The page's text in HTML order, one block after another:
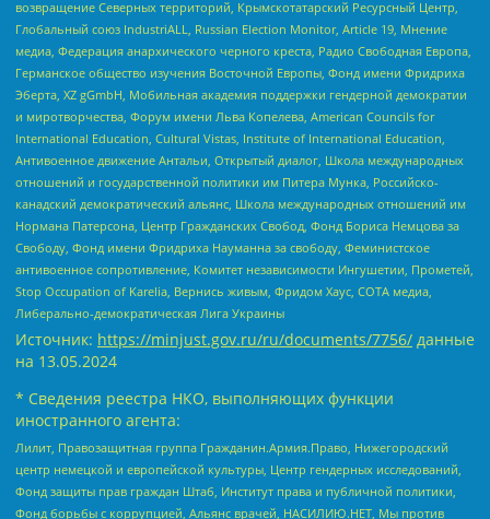
возвращение Северных территорий, Крымскотатарский Ресурсный Центр,
Глобальный союз IndustriALL, Russian Election Monitor, Article 19, Мнение
медиа, Федерация анархического черного креста, Радио Свободная Европа,
Германское общество изучения Восточной Европы, Фонд имени Фридриха
Эберта, XZ gGmbH, Мобильная академия поддержки гендерной демократии
и миротворчества, Форум имени Льва Копелева, American Councils for
International Education, Cultural Vistas, Institute of International Education,
Антивоенное движение Антальи, Открытый диалог, Школа международных
отношений и государственной политики им Питера Мунка, Российско-
канадский демократический альянс, Школа международных отношений им
Нормана Патерсона, Центр Гражданских Свобод, Фонд Бориса Немцова за
Свободу, Фонд имени Фридриха Науманна за свободу, Феминистское
антивоенное сопротивление, Комитет независимости Ингушетии, Прометей,
Stop Occupation of Karelia, Вернись живым, Фридом Хаус, СОТА медиа,
Либерально-демократическая Лига Украины
Источник: https://minjust.gov.ru/ru/documents/7756/ данные
на 13.05.2024
* Сведения реестра НКО, выполняющих функции
иностранного агента:
Лилит, Правозащитная группа Гражданин.Армия.Право, Нижегородский
центр немецкой и европейской культуры, Центр гендерных исследований,
Фонд защиты прав граждан Штаб, Институт права и публичной политики,
Фонд борьбы с коррупцией, Альянс врачей, НАСИЛИЮ.НЕТ, Мы против